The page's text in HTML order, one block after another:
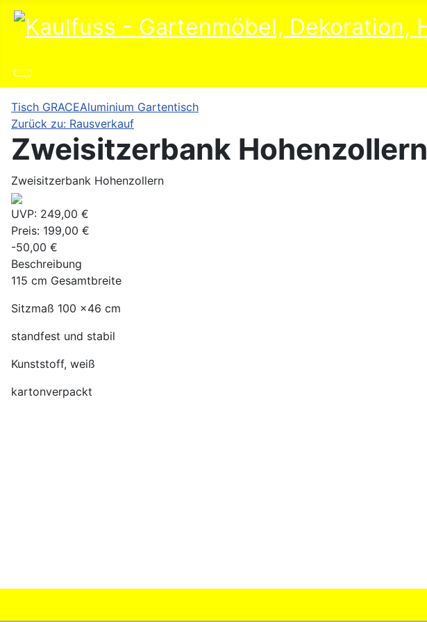
Tisch GRACEAluminium Gartentisch
Zurück zu: Rausverkauf
Zweisitzerbank Hohenzollern
Zweisitzerbank Hohenzollern
UVP: 249,00 €
Preis: 199,00 €
-50,00 €
Beschreibung
115 cm Gesamtbreite
Sitzmaß 100 x46 cm
standfest und stabil
Kunststoff, weiß
kartonverpackt